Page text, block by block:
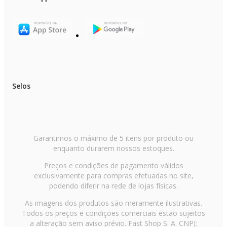
- As cores do produto podem variar de acordo com a calibração e
do monitor ou tela utilizada.
- Verifique a voltagem informada no título do produto antes de efetuar a
Selos
Garantimos o máximo de 5 itens por produto ou
enquanto durarem nossos estoques.
Preços e condições de pagamento válidos
exclusivamente para compras efetuadas no site,
podendo diferir na rede de lojas físicas.
As imagens dos produtos são meramente ilustrativas.
Todos os preços e condições comerciais estão sujeitos
a alteração sem aviso prévio. Fast Shop S. A. CNPJ: